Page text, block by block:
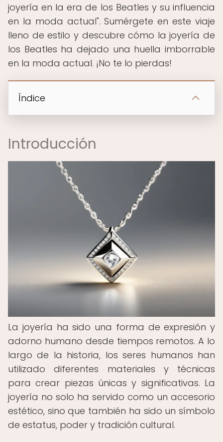
joyería en la era de los Beatles y su influencia
en la moda actual". Sumérgete en este viaje
lleno de estilo y descubre cómo la joyería de
los Beatles ha dejado una huella imborrable
en la moda actual. ¡No te lo pierdas!
Índice
Introducción
La joyería ha sido una forma de expresión y
adorno humano desde tiempos remotos. A lo
largo de la historia, los seres humanos han
utilizado diferentes materiales y técnicas
para crear piezas únicas y significativas. La
joyería no solo ha servido como un accesorio
estético, sino que también ha sido un símbolo
de estatus, poder y tradición cultural.